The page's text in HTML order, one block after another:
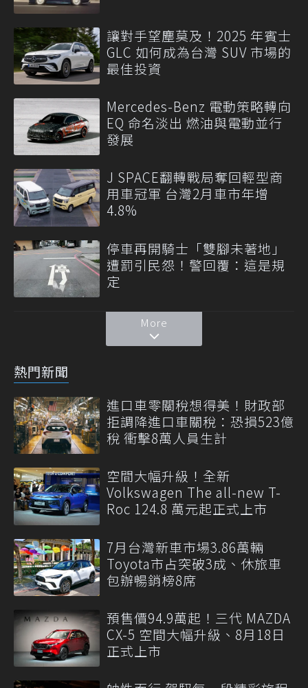
讓對手望塵莫及！2025 年賓士
GLC 如何成為台灣 SUV 市場的
最佳投資
Mercedes-Benz 電動策略轉向
EQ 命名淡出 燃油與電動並行
發展
J SPACE翻轉戰局奪回輕型商
用車冠軍 台灣2月車市年增
4.8%
停車再開騎士「雙腳未著地」
遭罰引民怨！警回覆：這是規
定
More
熱門新聞
進口車零關稅想得美！財政部
拒調降進口車關稅：恐損523億
稅 衝擊8萬人員生計
空間大幅升級！全新
Volkswagen The all-new T-
Roc 124.8 萬元起正式上市
7月台灣新車市場3.86萬輛
Toyota市占突破3成、休旅車
包辦暢銷榜8席
預售價94.9萬起！三代 MAZDA
CX-5 空間大幅升級、8月18日
正式上市